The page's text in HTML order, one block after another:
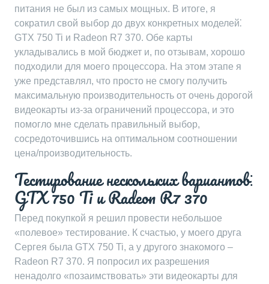
питания не был из самых мощных. В итоге, я
сократил свой выбор до двух конкретных моделей⁚
GTX 750 Ti и Radeon R7 370. Обе карты
укладывались в мой бюджет и, по отзывам, хорошо
подходили для моего процессора. На этом этапе я
уже представлял, что просто не смогу получить
максимальную производительность от очень дорогой
видеокарты из-за ограничений процессора, и это
помогло мне сделать правильный выбор,
сосредоточившись на оптимальном соотношении
цена/производительность.
Тестирование нескольких вариантов⁚
GTX 750 Ti и Radeon R7 370
Перед покупкой я решил провести небольшое
«полевое» тестирование. К счастью, у моего друга
Сергея была GTX 750 Ti, а у другого знакомого –
Radeon R7 370. Я попросил их разрешения
ненадолго «позаимствовать» эти видеокарты для